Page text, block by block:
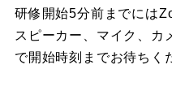
研修開始5分前までには
スピーカー、マイク、カ
で開始時刻までお待ちく